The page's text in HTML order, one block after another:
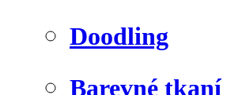
Doodling
Barevné tkaní